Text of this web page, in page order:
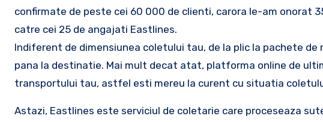
confirmate de peste cei 60 000 de clienti, carora le-am onorat
catre cei 25 de angajati Eastlines.
Indiferent de dimensiunea coletului tau, de la plic la pachete
pana la destinatie. Mai mult decat atat, platforma online de
transportului tau, astfel esti mereu la curent cu situatia
Astazi, Eastlines este serviciul de coletarie care proceseaza